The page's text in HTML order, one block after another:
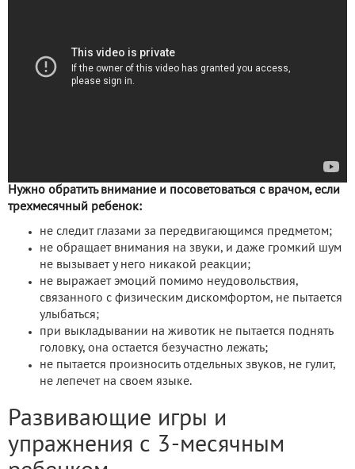
Нужно обратить внимание и посоветоваться с врачом, если
трехмесячный ребенок:
не следит глазами за передвигающимся предметом;
не обращает внимания на звуки, и даже громкий шум
не вызывает у него никакой реакции;
не выражает эмоций помимо неудовольствия,
связанного с физическим дискомфортом, не пытается
улыбаться;
при выкладывании на животик не пытается поднять
головку, она остается безучастно лежать;
не пытается произносить отдельных звуков, не гулит,
не лепечет на своем языке.
Развивающие игры и
упражнения с 3-месячным